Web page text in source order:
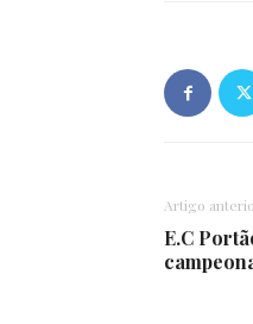
Artigo
E.C